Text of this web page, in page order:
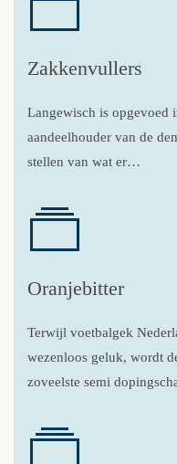
Zakkenvullers
Langewisch is opgevoed
aandeelhouder van de
stellen van wat er…
Oranjebitter
Terwijl voetbalgek
wezenloos geluk, wordt
zoveelste semi